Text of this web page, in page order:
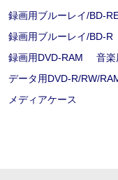
録画用ブルーレイ/BD-
録画用ブルーレイ/BD-R
録画用DVD-RAM
音
データ用DVD-R/RW/
メディアケース